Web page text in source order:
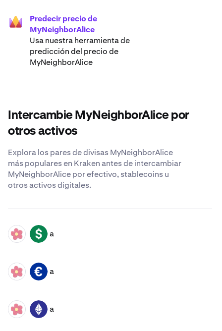
Predecir precio de
MyNeighborAlice
Usa nuestra herramienta de
predicción del precio de
MyNeighborAlice
Intercambie MyNeighborAlice por
otros activos
Explora los pares de divisas MyNeighborAlice
más populares en Kraken antes de intercambiar
MyNeighborAlice por efectivo, stablecoins u
otros activos digitales.
ALICE USD a
ALICE EUR a
ALICE ETH a